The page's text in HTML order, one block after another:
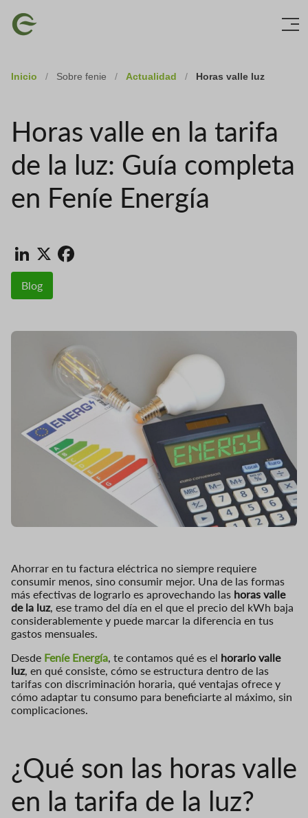
Imagen
Inicio / Sobre fenie / Actualidad / Horas valle luz
Horas valle en la tarifa
de la luz: Guía completa
en Feníe Energía
LinkedIn
X
Blog
Ahorrar en tu factura eléctrica no siempre requiere
consumir menos, sino consumir mejor. Una de las formas
más efectivas de lograrlo es aprovechando las horas valle
de la luz, ese tramo del día en el que el precio del kWh baja
considerablemente y puede marcar la diferencia en tus
gastos mensuales.
Desde Feníe Energía , te contamos qué es el horario valle
luz, en qué consiste, cómo se estructura dentro de las
tarifas con discriminación horaria, qué ventajas ofrece y
cómo adaptar tu consumo para beneficiarte al máximo, sin
complicaciones.
¿Qué son las horas valle
en la tarifa de la luz?